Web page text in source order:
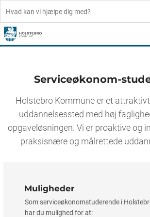
Serviceøkonom-
Holstebro Kommune er et
uddannelsessted med høj
opgaveløsningen. Vi er proaktive og
praksisnære og målrettede
Muligheder
Som serviceøkonomstuderende i
har du mulighed for at: